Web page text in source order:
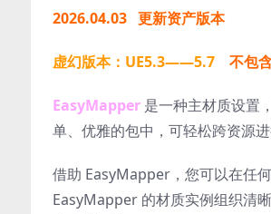
2026.04.03 更新资产版本
虚幻版本：UE5.3——5.7 不包
EasyMapper 是一种主材质设置
单、优雅的包中，可轻松跨资源进
借助 EasyMapper，您可以在任
EasyMapper 的材质实例组织清